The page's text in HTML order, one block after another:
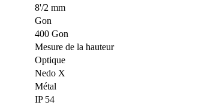
8'/2 mm
Gon
400 Gon
Mesure de la hauteur
Optique
Nedo X
Métal
IP 54